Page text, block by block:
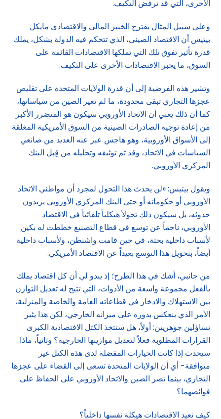
الأخرى، التي قد ترفض التكيف.
وعلى سبيل المثال يقترح الخبير المالي والاقتصادي مايكل
بيتيس أن الاقتصاد الصيني، الذي تتحكم فيه الدولة بشكل، يملك
قدرة تأثير تفوق تلك التي تملكها الاقتصادات القائمة على
السوق، ما يجبر الاقتصادات الأخرى على التكيف.
وتشير هذه الفرضية إلى أن قدرة الولايات المتحدة على تقليص
عجزها التجاري تبقى محدودة، ما لم تغير الصين من سياساتها،
كما أن ذلك يعني أن الاتحاد الأوروبي سيكون هو المتضرر الأكبر
من إعادة توجيه الصادرات الصينية من السوق الأمريكية المغلقة
إلى الأسواق الأوروبية، وهو هاجس عبر عنه العديد من صانعي
السياسات في الاتحاد، وقد تم توثيقه وتحليله من قِبل البنك
المركزي الأوروبي.
ويقول بيتيس: «لن يحدث هذا التحول لمجرد أن مواطني الاتحاد
الأوروبي أو حكوماته أو حتى البنك المركزي الأوروبي يريدون
حدوثه، بل سيكون ذلك تحولاً هيكلياً تلقائياً في الاقتصاد
الأوروبي، ناجماً عن توسع في قطاع التصنيع خططت له بكين
لأسباب داخلية بحتة، في حين قامت واشنطن، ولأسباب داخلية
أيضاً، بتحويل هذا التوسع بعيداً عن الاقتصاد الأمريكي.
من جانبي، أشك في هذا الطرح؛ إذ يبدو لي أن كل اقتصاد يملك
بالفعل مجموعة واسعة من الأدوات، التي تتيح له تعديل التوازن
بين الاستهلاك والادخار في قطاعاته العامة والخاصة والمنزلية،
الأمر الذي ينعكس بدوره على ميزانه الخارجي، لكن هذا يثير
تساؤلين جوهريين: أولاً، هل ستتخذ الكتل الاقتصادية الكبرى
القرارات المطلوبة فعلاً لتعديل موازينها الخارجية؟ وثانياً، ماذا
سيحدث إذا كانت الخيارات المفضلة لدى هذه الكتل غير
متوافقة- أي أن الولايات المتحدة تسعى إلى القضاء على عجزها
التجاري، بينما تصر الصين والاتحاد الأوروبي على الحفاظ على
فوائضهما؟
كيف تعيد الاقتصادات هيكلة نفسها داخلياً؟